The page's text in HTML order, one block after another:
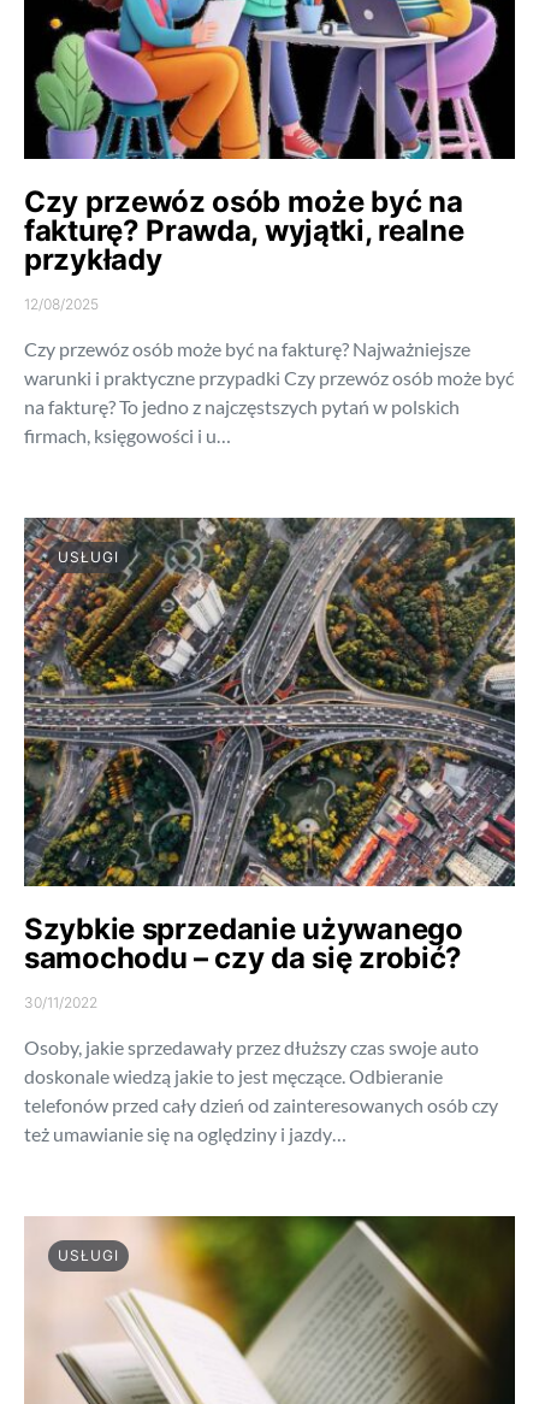
Czy przewóz osób może być na
fakturę? Prawda, wyjątki, realne
przykłady
12/08/2025
Czy przewóz osób może być na fakturę? Najważniejsze
warunki i praktyczne przypadki Czy przewóz osób może być
na fakturę? To jedno z najczęstszych pytań w polskich
firmach, księgowości i u…
USŁUGI
Szybkie sprzedanie używanego
samochodu – czy da się zrobić?
30/11/2022
Osoby, jakie sprzedawały przez dłuższy czas swoje auto
doskonale wiedzą jakie to jest męczące. Odbieranie
telefonów przed cały dzień od zainteresowanych osób czy
też umawianie się na oględziny i jazdy…
USŁUGI